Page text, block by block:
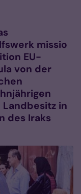
missio
EU-
von der
in
des Iraks